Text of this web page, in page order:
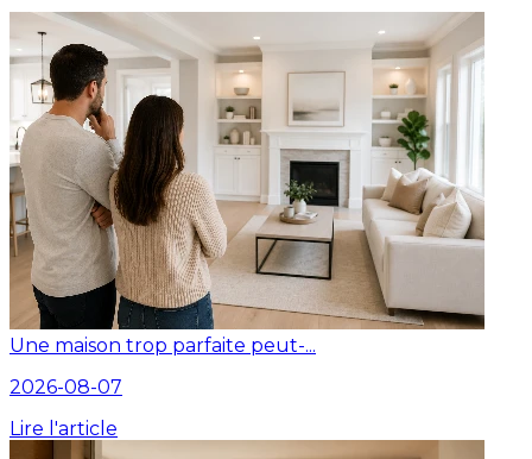
Une maison trop parfaite peut-...
2026-08-07
Lire l'article